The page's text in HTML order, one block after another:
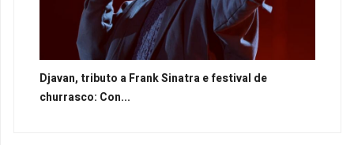
Djavan, tributo a Frank Sinatra e festival de
churrasco: Con...